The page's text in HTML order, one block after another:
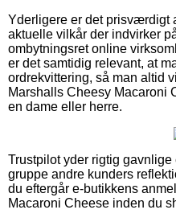
Yderligere er det prisværdigt
aktuelle vilkår der indvirker
ombytningsret online
er det samtidig relevant, at
ordrekvittering, så man altid
Marshalls Cheesy Macaroni
en dame eller herre.
Trustpilot yder rigtig
gruppe andre kunders
du eftergår e-butikkens
Macaroni Cheese inden du